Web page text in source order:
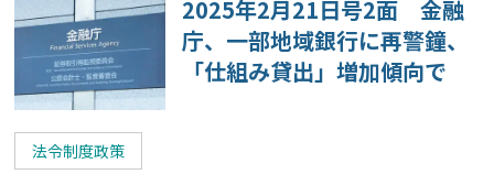
2025年2月21日号2面 金融
庁、一部地域銀行に再警鐘、
「仕組み貸出」増加傾向で
法令制度政策